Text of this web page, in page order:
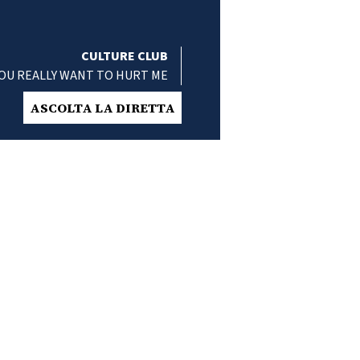
CULTURE CLUB
REALLY WANT TO HURT ME
ASCOLTA LA DIRETTA